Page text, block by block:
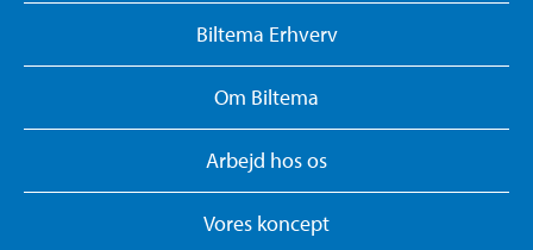
Biltema Erhverv
Om Biltema
Arbejd hos os
Vores koncept